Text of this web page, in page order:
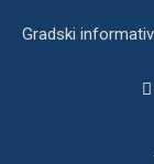
Gradski